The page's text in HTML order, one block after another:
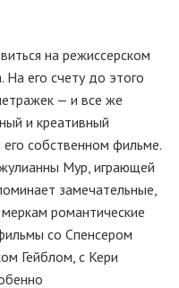
на режиссерском
. На его счету до этого
— и все же
и креативный
собственном фильме.
Мур, играющей
замечательные,
романтические
со Спенсером
Гейблом, с Кери